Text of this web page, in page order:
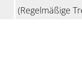
(Regelmäßige